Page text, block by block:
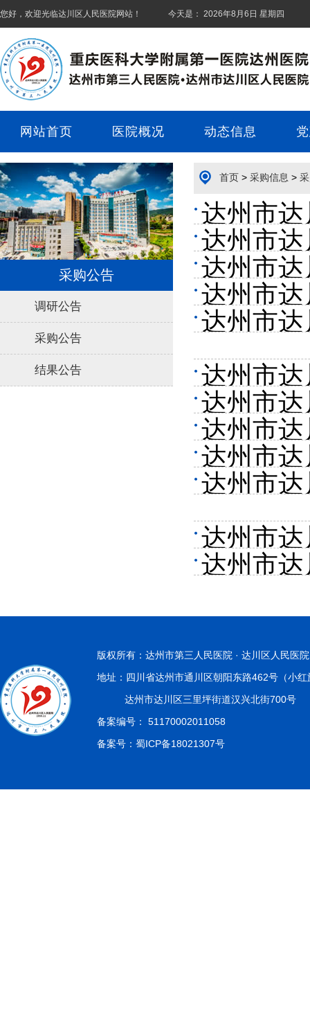
您好，欢迎光临达川区人民医院网站！ 今天是： 2026年8月6日 星期四
网站首页 医院概况 动态信息
采购公告
调研公告
采购公告
结果公告
首页> 采购信息 >
达州市
目采购公
达州市
服务项目
达州市
达州市
目采购公
达州市
购公告
达州市
服务项目
达州市
性谈判采
达州市
采购公告
达州市
采购公告
达州市
公告
达州市
次）的公
达州市
版权所有：达州市第三人民医院 · 达川区人民医院
地址：四川省达州市通川区朝阳东路462号（小红
达州市达川区三里坪街道汉兴北街700号
备案编号：
51170002011058
备案号： 蜀ICP备18021307号